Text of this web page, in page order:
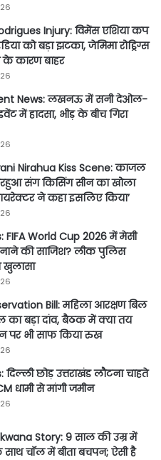
Injury: विमेंस एशिया कप
को बड़ा झटका, जेमिमा रोड्रिग्स
के कारण बाहर
News: लखनऊ में सनी देओल-
में हादसा, भीड़ के बीच गिरा
Nirahua Kiss Scene: काजल
संग किसिंग सीन का खोला
ने कहा इसलिए किया’
FIFA World Cup 2026 में मेसी
की साजिश? लीक पुलिस
खुलासा
Bill: महिला आरक्षण बिल
का बड़ा दांव, बैठक में क्या तय
पर भी साफ किया रुख
दिल्ली छोड़ उत्तराखंड लौटना चाहते
धामी से मांगी जमीन
Story: 9 साल की उम्र में
साथ चॉल में बीता बचपन; ऐसी है